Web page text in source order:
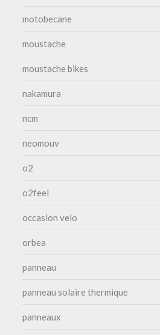
motobecane
moustache
moustache bikes
nakamura
ncm
neomouv
o2
o2feel
occasion velo
orbea
panneau
panneau solaire thermique
panneaux